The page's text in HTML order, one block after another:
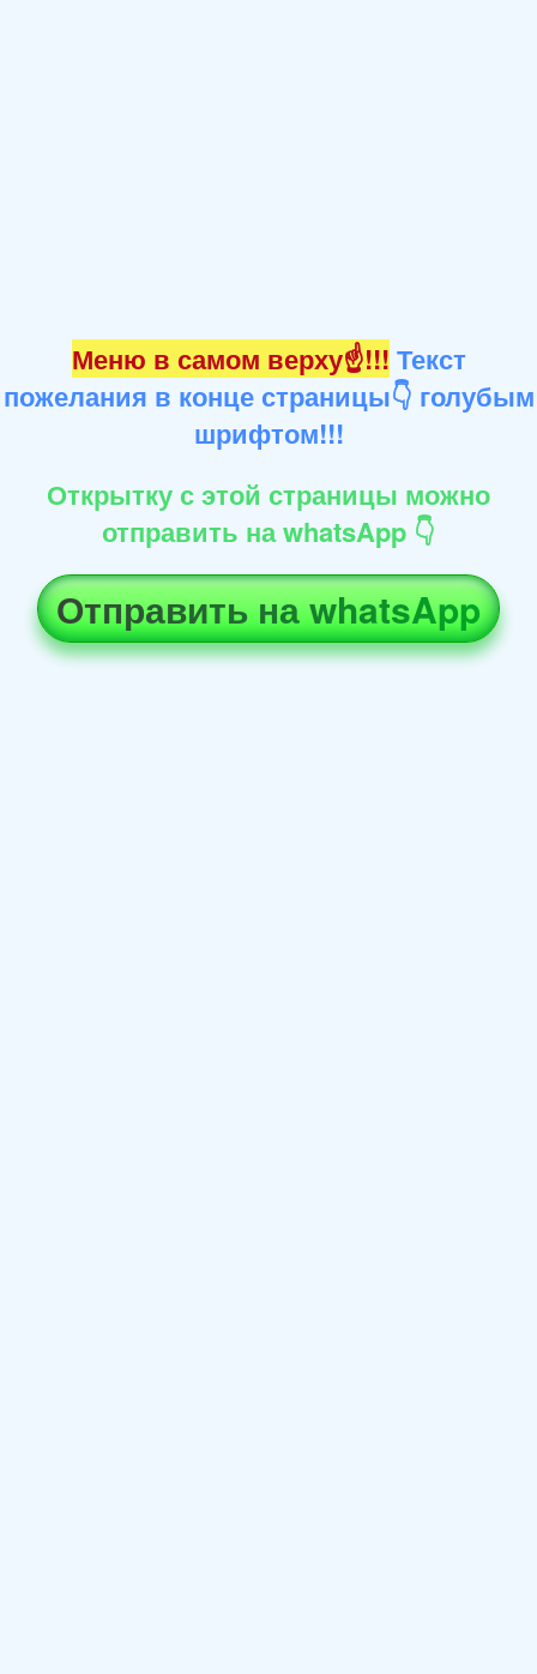
Меню в самом верху☝!!! Текст
пожелания в конце страницы👇 голубым
шрифтом!!!
Открытку с этой страницы можно
отправить на whatsApp 👇
Отправить на whatsApp